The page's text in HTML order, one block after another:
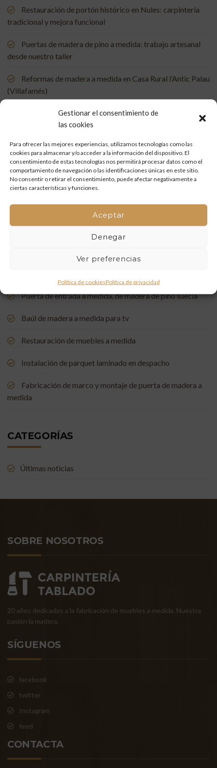
Gestionar el consentimiento de
las cookies
Para ofrecer las mejores experiencias, utilizamos tecnologías como las
cookies para almacenar y/o acceder a la información del dispositivo. El
consentimiento de estas tecnologías nos permitirá procesar datos como el
comportamiento de navegación o las identificaciones únicas en este sitio.
No consentir o retirar el consentimiento, puede afectar negativamente a
ciertas características y funciones.
Aceptar
Denegar
Ver preferencias
Política de cookiesPolítica de privacidad
Restauración de portón histórico en Nules: carpintería
tradicional y mejora funcional
Puertas de madera de pino a medida: trabajo artesanal
desde nuestro taller
Reformas de madera a medida en Casa Rural l’Antic Palau
(Villafamés)
Mueble de baño a medida en madera de mobila vieja
y artesanía que vuelven a la vida
Mueble de baño a medida con acabado en nogal
Un rincón de estudio único: restauración y carpintería a
medida
Restauración de una Capelleta de Visita Domiciliaria: Un
Rehabilitación de Buhardillas: Renovando Espacios con
Puerta de entrada a medida, de madera de pino suecia
Baúl de madera a medida para tv
Restauración de muebles a medida
Instalación de parquet laminado en despacho
Fabricación de marco y montaje de puerta de madera a
medida
CATEGORÍAS
Últimas noticias
SOBRE NOSOTROS
20 años dedicados a la fabricación de muebles a medida. Nuestra
pasión la madera.
SÍGUENOS
facebook
twitter
Instagram
feed
CONTACTA